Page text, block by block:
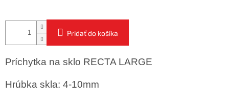
Pridať do košíka
Príchytka na sklo RECTA LARGE
Hrúbka skla: 4-10mm